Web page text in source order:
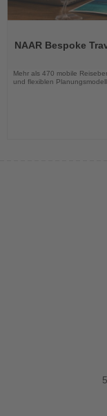
dieNAAR Bespoke
Mehr als 470 mobile
und flexiblen